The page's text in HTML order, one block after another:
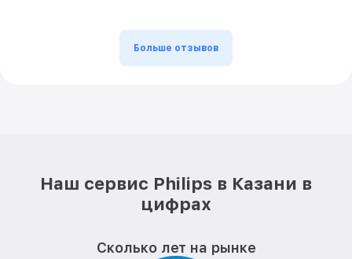
Больше отзывов
Наш сервис Philips в Казани в
цифрах
Сколько лет на рынке